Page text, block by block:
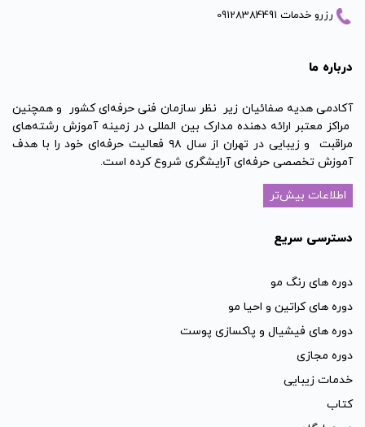
رزرو خدمات 09128384491
درباره ما
آکادمی هدیه صفائیان زیر نظر سازمان فنی حرفه‌ای کشور و همچنین
مراکز معتبر ارائه دهنده مدارک بین المللی در زمینه آموزش رشته‌های
مراقبت و زیبایی در تهران از سال ۹۸ فعالیت حرفه‌ای خود را با هدف
آموزش تخصصی حرفه‌ای آرایشگری شروع کرده است.
اطلاعات بیش‌تر
دسترسی سریع
دوره های رنگ مو
دوره های کراتین و احیا مو
دوره های فیشیال و پاکسازی پوست
دوره مجازی
خدمات زیبایی
کتاب